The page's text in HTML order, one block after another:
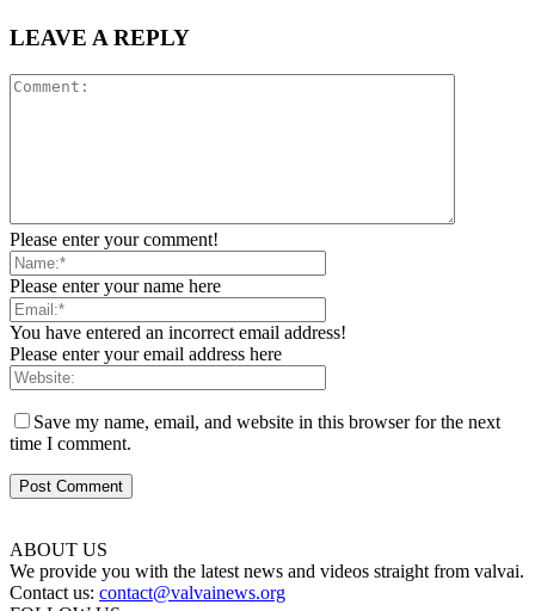
LEAVE A REPLY
Please enter your comment!
Please enter your name here
You have entered an incorrect email address!
Please enter your email address here
Save my name, email, and website in this browser for the next
time I comment.
ABOUT US
We provide you with the latest news and videos straight from valvai.
Contact us: contact@valvainews.org